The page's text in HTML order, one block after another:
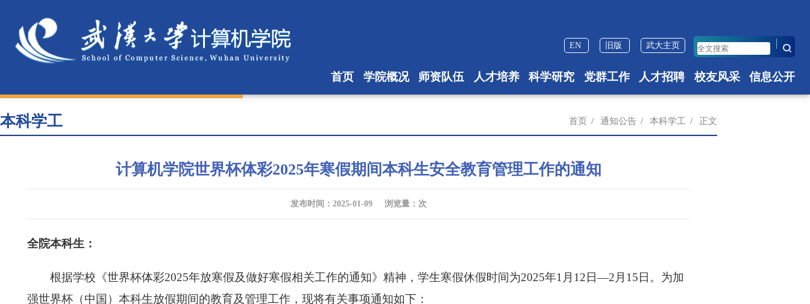
EN 旧版 武大主页
首页 学院概况 师资队伍 人才培养 科学研究 党群工作 人才招聘 校友风采 信息公开
本科学工 首页 / 通知公告 / 本科学工 / 正文
计算机学院世界杯体彩2025年寒假期间本科生安全教育管理工作的通知
发布时间：2025-01-09 浏览量： 次
全院本科生：
根据学校《世界杯体彩2025年放寒假及做好寒假相关工作的通知》精神，学生寒假休假时间为2025年1月12日—2月15日。为加
强世界杯（中国）本科生放假期间的教育及管理工作，现将有关事项通知如下：